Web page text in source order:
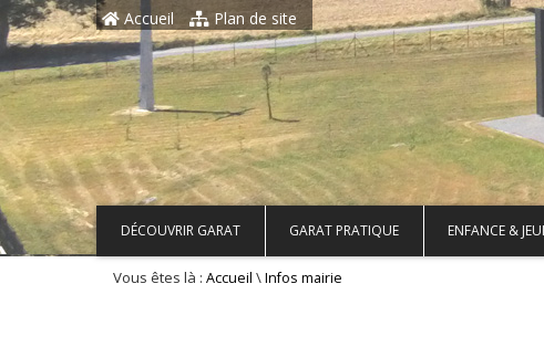
Aller au contenu principal
Accueil Plan de site
DÉCOUVRIR GARAT GARAT PRATIQUE ENFANCE &
Vous êtes là : Accueil \Infos mairie